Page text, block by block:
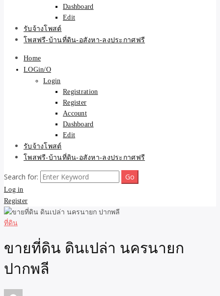
Dashboard
Edit
รับจ้างโพสต์
โพสฟรี-บ้านที่ดิน-อสังหา-ลงประกาศฟรี
Home
LOGin/O
Login
Registration
Register
Account
Dashboard
Edit
รับจ้างโพสต์
โพสฟรี-บ้านที่ดิน-อสังหา-ลงประกาศฟรี
Search for:
Log in
Register
ที่ดิน
ขายที่ดิน ดินเปล่า นครนายก
ปากพลี